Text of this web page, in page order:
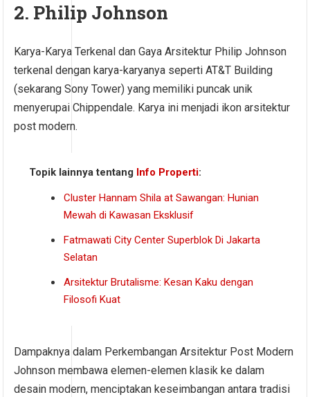
2. Philip Johnson
Karya-Karya Terkenal dan Gaya Arsitektur Philip Johnson
terkenal dengan karya-karyanya seperti AT&T Building
(sekarang Sony Tower) yang memiliki puncak unik
menyerupai Chippendale. Karya ini menjadi ikon arsitektur
post modern.
Topik lainnya tentang Info Properti:
Cluster Hannam Shila at Sawangan: Hunian
Mewah di Kawasan Eksklusif
Fatmawati City Center Superblok Di Jakarta
Selatan
Arsitektur Brutalisme: Kesan Kaku dengan
Filosofi Kuat
Dampaknya dalam Perkembangan Arsitektur Post Modern
Johnson membawa elemen-elemen klasik ke dalam
desain modern, menciptakan keseimbangan antara tradisi